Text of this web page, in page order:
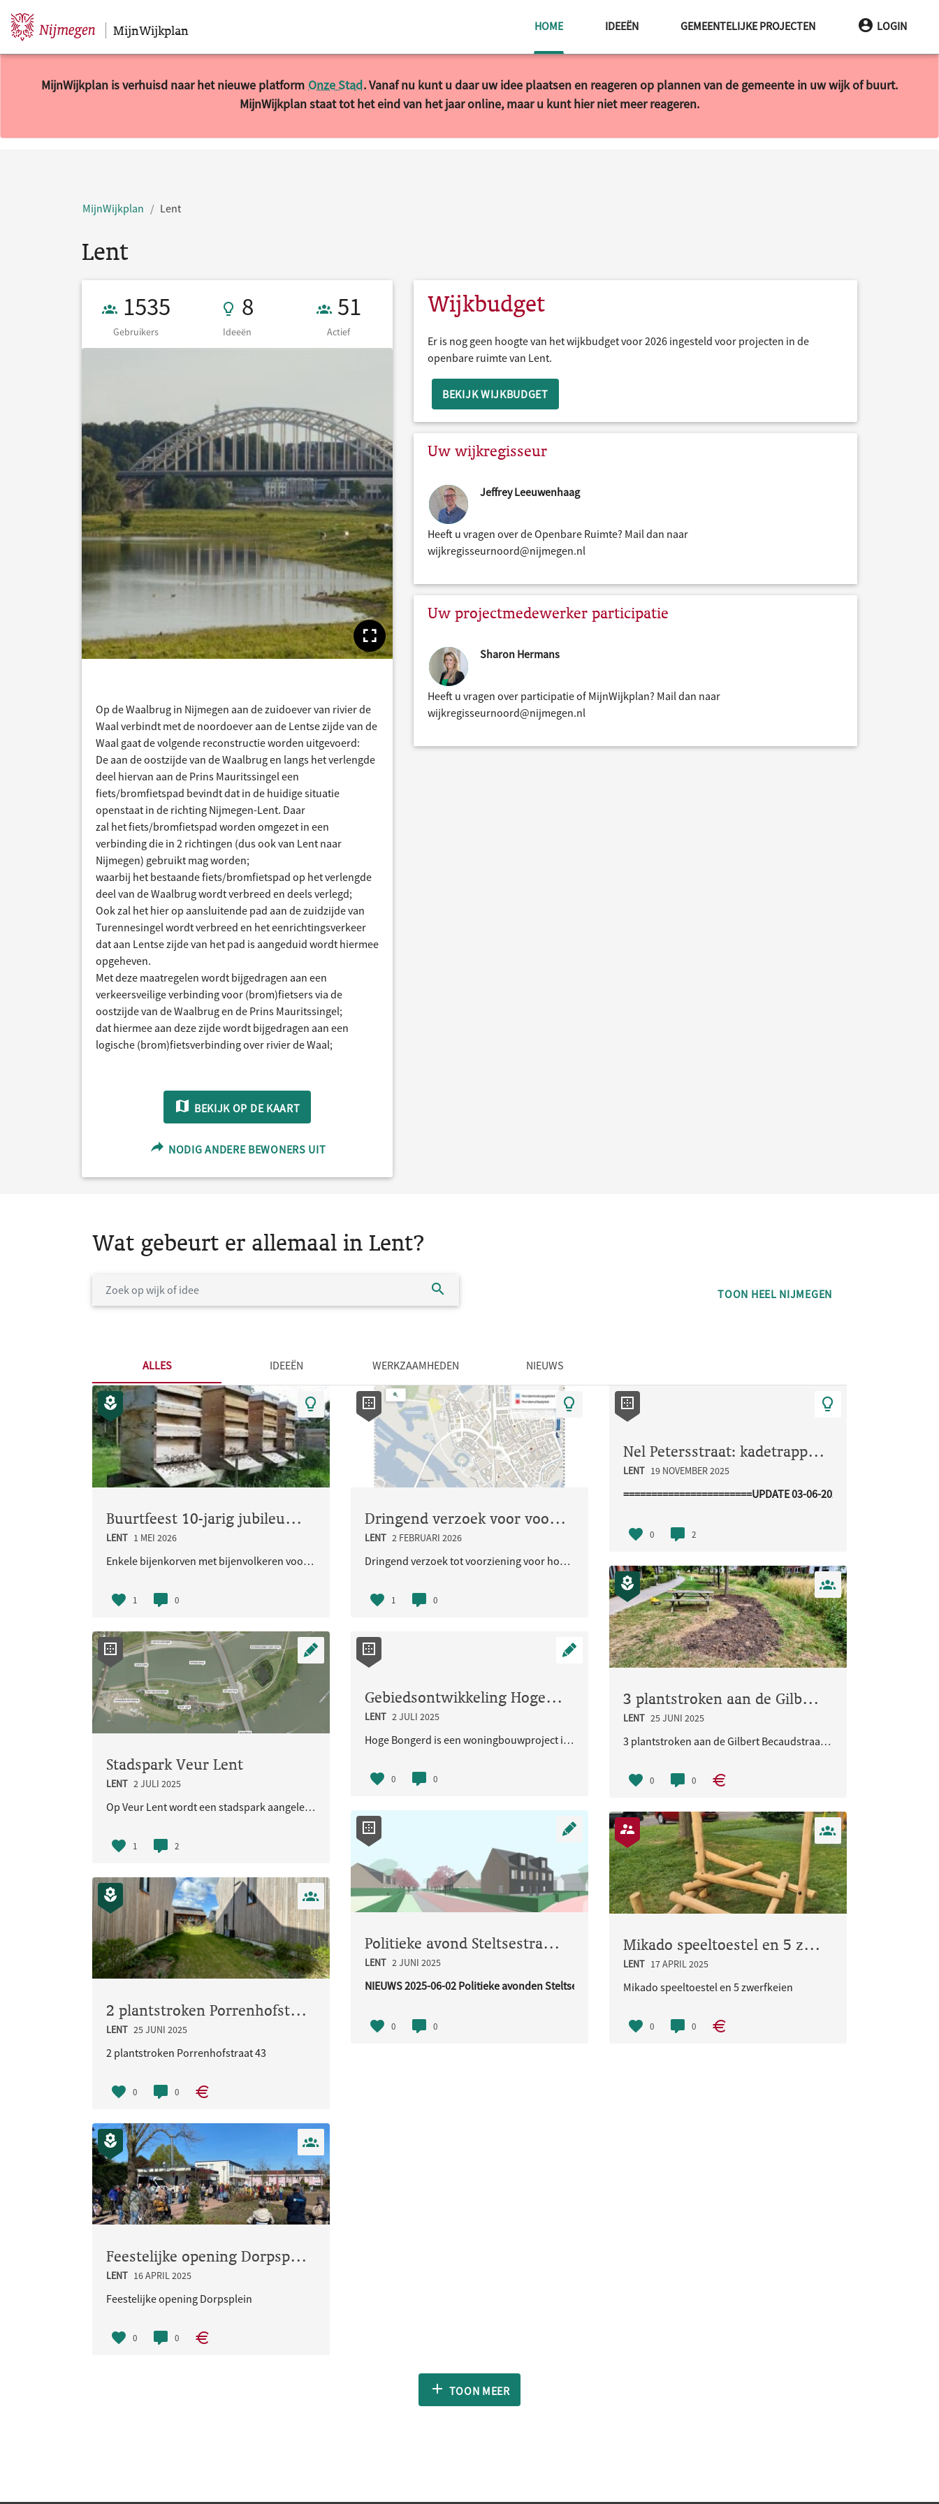
Sla navigatie over MijnWijkplan HOMEHUIDIGE PAGINA
IDEEËN GEMEENTELIJKE PROJECTEN LOGIN
MijnWijkplan is verhuisd naar het nieuwe platform Onze Stad. Vanaf nu kunt u daar uw idee plaatsen en reageren op plannen van de gemeente in uw wijk of buurt.
MijnWijkplan staat tot het eind van het jaar online, maar u kunt hier niet meer reageren.
MijnWijkplan Lent
Lent
Gebruikers 1535
1535
Gebruikers
8 Ideeën
8
Ideeën
51 Actief
51
Actief
Toon volledige afbeelding
Op de Waalbrug in Nijmegen aan de zuidoever van rivier de
Waal verbindt met de noordoever aan de Lentse zijde van de
Waal gaat de volgende reconstructie worden uitgevoerd:
De aan de oostzijde van de Waalbrug en langs het verlengde
deel hiervan aan de Prins Mauritssingel een
fiets/bromfietspad bevindt dat in de huidige situatie
openstaat in de richting Nijmegen-Lent. Daar
zal het fiets/bromfietspad worden omgezet in een
verbinding die in 2 richtingen (dus ook van Lent naar
Nijmegen) gebruikt mag worden;
waarbij het bestaande fiets/bromfietspad op het verlengde
deel van de Waalbrug wordt verbreed en deels verlegd;
Ook zal het hier op aansluitende pad aan de zuidzijde van
Turennesingel wordt verbreed en het eenrichtingsverkeer
dat aan Lentse zijde van het pad is aangeduid wordt hiermee
opgeheven.
Met deze maatregelen wordt bijgedragen aan een
verkeersveilige verbinding voor (brom)fietsers via de
oostzijde van de Waalbrug en de Prins Mauritssingel;
dat hiermee aan deze zijde wordt bijgedragen aan een
logische (brom)fietsverbinding over rivier de Waal;
BEKIJK OP DE KAART
NODIG ANDERE BEWONERS UIT
Wijkbudget
Er is nog geen hoogte van het wijkbudget voor 2026 ingesteld voor projecten in de
openbare ruimte van Lent.
BEKIJK WIJKBUDGET
Uw wijkregisseur
Jeffrey Leeuwenhaag
Heeft u vragen over de Openbare Ruimte? Mail dan naar
wijkregisseurnoord@nijmegen.nl
Uw projectmedewerker participatie
Sharon Hermans
Heeft u vragen over participatie of MijnWijkplan? Mail dan naar
wijkregisseurnoord@nijmegen.nl
Wat gebeurt er allemaal in Lent?
TOON HEEL NIJMEGEN
ALLES IDEEËN WERKZAAMHEDEN NIEUWS
Buurtfeest 10-jarig jubileum Woongemeenschap Eikpunt
LENT 1 MEI 2026
Enkele bijenkorven met bijenvolkeren voor de in sept. 2026 jubilerende Ecologische Woongemeenschap..
1 0
Stadspark Veur Lent
LENT 2 JULI 2025
Op Veur Lent wordt een stadspark aangelegd voor iedereen. Ruimte voor natuur gaat samen met recrea..
1 2
2 plantstroken Porrenhofstraat 43
LENT 25 JUNI 2025
2 plantstroken Porrenhofstraat 43
0 0
Feestelijke opening Dorpsplein
LENT 16 APRIL 2025
Feestelijke opening Dorpsplein
0 0
Dringend verzoek voor voorziening voor honden in Nijmegen-Noord!
LENT 2 FEBRUARI 2026
Dringend verzoek tot voorziening voor honden in Nijmegen-Noord, omdat dit hele gebied nog geen enk..
1 0
Gebiedsontwikkeling Hoge Bongerd
LENT 2 JULI 2025
Hoge Bongerd is een woningbouwproject in het zuiden van de Waalsprong, aan de Spiegelwaal en Lent.
0 0
Politieke avond Steltsestraat "de Flieren"
LENT 2 JUNI 2025
NIEUWS 2025-06-02 Politieke avonden Steltsestraat, De Flieren
0 0
Nel Petersstraat: kadetrappen en fietsstraat
LENT 19 NOVEMBER 2025
=======================UPDATE 03-06-
0 2
3 plantstroken aan de Gilbert Becaudstraat ter hoogte van huisnummer 25
LENT 25 JUNI 2025
3 plantstroken aan de Gilbert Becaudstraat ter hoogte van huisnummer 25
0 0
Mikado speeltoestel en 5 zwerfkeien
LENT 17 APRIL 2025
Mikado speeltoestel en 5 zwerfkeien
0 0
TOON MEER